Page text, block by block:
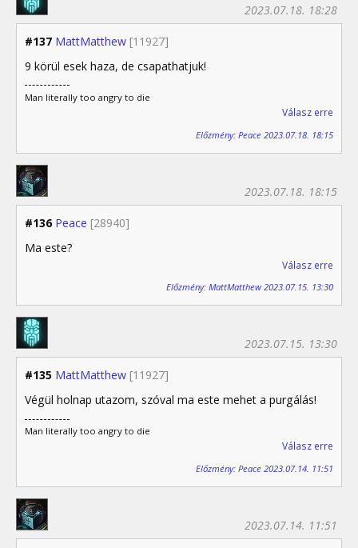
#137 MattMatthew [11927]
2023.07.18. 18:28
9 körül esek haza, de csapathatjuk!
Man literally too angry to die
Válasz erre
Előzmény: Peace 2023.07.18. 18:15
#136 Peace [28940]
2023.07.18. 18:15
Ma este?
Válasz erre
Előzmény: MattMatthew 2023.07.15. 13:30
#135 MattMatthew [11927]
2023.07.15. 13:30
Végül holnap utazom, szóval ma este mehet a purgálás!
Man literally too angry to die
Válasz erre
Előzmény: Peace 2023.07.14. 11:51
2023.07.14. 11:51